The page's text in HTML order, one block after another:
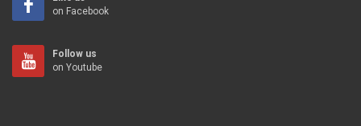
on Facebook
Follow us
on Youtube